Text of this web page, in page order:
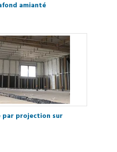
amianté
par projection sur